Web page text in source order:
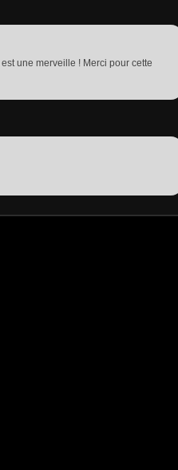
une merveille ! Merci pour cette